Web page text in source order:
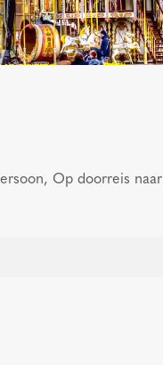
Op doorreis naar